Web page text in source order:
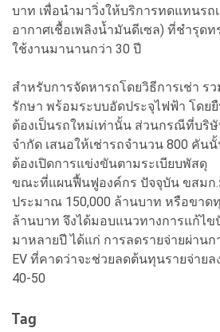
บาท เพื่อนำมาวิ่งให้บริการทดแทนรถ
อากาศเชื้อเพลิงน้ำมันดีเซล) ที่ชำรุด
ใช้งานมานานกว่า 30 ปี
สำหรับการจัดหารถโดยวิธีการเช่า ร
รักษา พร้อมระบบอัดประจุไฟฟ้า โดย
ต้องเป็นรถใหม่เท่านั้น ส่วนกรณีที่บริ
จำกัด เสนอให้เช่ารถจำนวน 800 คัน
ต้องเปิดการแข่งขันตามระเบียบพัสดุ
ขณะที่แผนฟื้นฟูองค์กร ปัจจุบัน ขสมก
ประมาณ 150,000 ล้านบาท หรือขาด
ล้านบาท จึงได้มอบแนวทางการแก้ไ
มาหลายปี ได้แก่ การลดรายจ่ายผ่านก
EV ที่คาดว่าจะช่วยลดต้นทุนรายจ่าย
40-50
Tag